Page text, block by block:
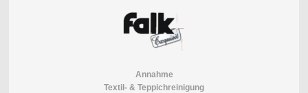
Annahme
Textil- & Teppichreinigung